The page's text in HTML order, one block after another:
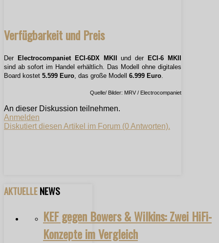
Verfügbarkeit und Preis
Der Electrocompaniet ECI-6DX MKII und der
ECI-6 MKII
sind ab sofort im Handel erhältlich. Das Modell ohne digitales
Board kostet 5.599 Euro, das große Modell 6.999 Euro.
Quelle/ Bilder: MRV / Electrocompaniet
An dieser Diskussion teilnehmen.
Anmelden
Diskutiert diesen Artikel im Forum (0 Antworten).
AKTUELLENEWS
KEF gegen Bowers & Wilkins: Zwei HiFi-
Konzepte im Vergleich